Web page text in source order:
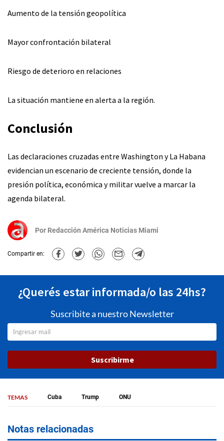
Aumento de la tensión geopolítica
Mayor confrontación bilateral
Riesgo de deterioro en relaciones
La situación mantiene en alerta a la región.
Conclusión
Las declaraciones cruzadas entre Washington y La Habana
evidencian un escenario de creciente tensión, donde la
presión política, económica y militar vuelve a marcar la
agenda bilateral.
Por Redacción América Noticias Miami
Compartir en:
¿Querés estar informada/o las 24hs?
Suscribite a nuestro Newsletter
Suscribirme
TEMAS Cuba Trump ONU
Notas relacionadas